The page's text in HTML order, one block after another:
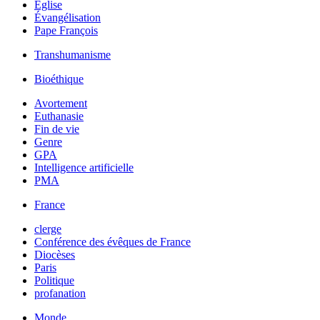
Église
Évangélisation
Pape François
Transhumanisme
Bioéthique
Avortement
Euthanasie
Fin de vie
Genre
GPA
Intelligence artificielle
PMA
France
clerge
Conférence des évêques de France
Diocèses
Paris
Politique
profanation
Monde